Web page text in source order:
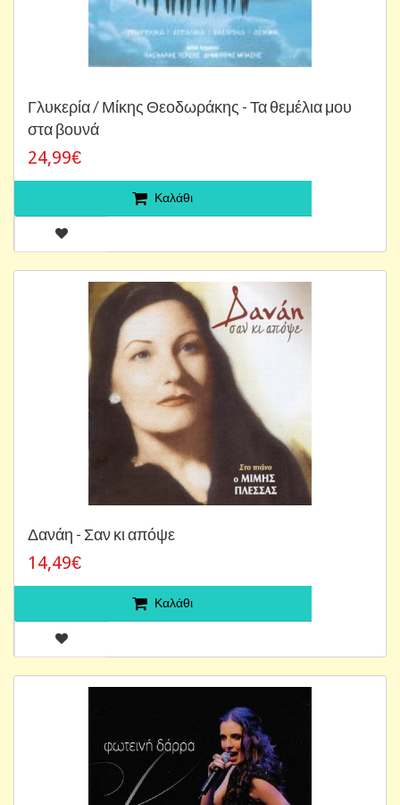
Γλυκερία / Μίκης Θεοδωράκης - Τα θεμέλια μου
στα βουνά
24,99€
Καλάθι
Δανάη - Σαν κι απόψε
14,49€
Καλάθι